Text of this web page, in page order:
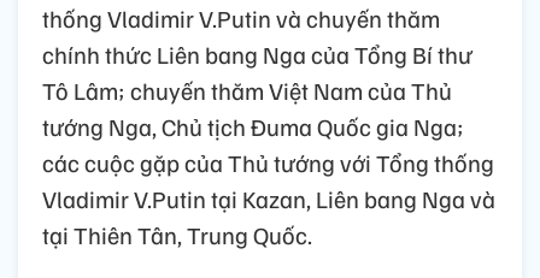
thống Vladimir V.Putin và chuyến thăm
chính thức Liên bang Nga của Tổng Bí thư
Tô Lâm; chuyến thăm Việt Nam của Thủ
tướng Nga, Chủ tịch Đuma Quốc gia Nga;
các cuộc gặp của Thủ tướng với Tổng thống
Vladimir V.Putin tại Kazan, Liên bang Nga và
tại Thiên Tân, Trung Quốc.